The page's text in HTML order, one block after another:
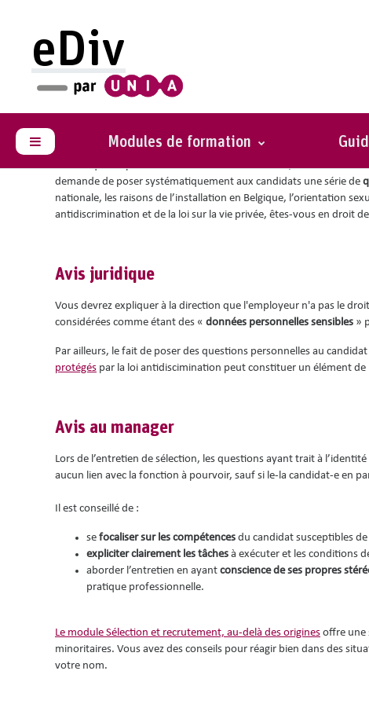
eDiv
Panneau latéral Modules de formation
Vous êtes ici :
Des questions sur la vie
En tant que responsable des ressources humaines, vous devez
demande de poser systématiquement aux candidats une série de
nationale, les raisons de l’installation en Belgique, l’orientation
antidiscrimination et de la loi sur la vie privée, êtes-vous en droit
Avis juridique
Vous devrez expliquer à la direction que l'employeur n'a pas le
considérées comme étant des « données personnelles sensibles »
Par ailleurs, le fait de poser des questions personnelles au
protégés par la loi antidiscimination peut constituer un élément de
Avis au manager
Lors de l’entretien de sélection, les questions ayant trait à
aucun lien avec la fonction à pourvoir, sauf si le-la candidat-e en
Il est conseillé de :
se focaliser sur les compétences du candidat susceptibles
expliciter clairement les tâches à exécuter et les conditions
aborder l’entretien en ayant conscience de ses propres
pratique professionnelle.
Le module Sélection et recrutement, au-delà des origines offre une
minoritaires. Vous avez des conseils pour réagir bien dans des
votre nom.